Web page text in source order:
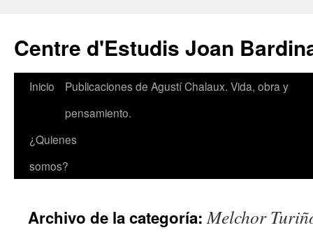
contenido
Centre d'Estudis Joan
Inicio
Publicaciones de Agustí Chalaux. Vida, obra y
pensamiento.
¿Quienes
somos?
Archivo de la categoría:Melchor